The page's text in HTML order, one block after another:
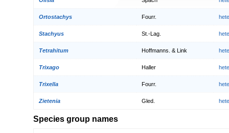
Ortostachys Fourr.
Stachyus St.-Lag.
Tetrahitum Hoffmanns. & Link
Trixago Haller
Trixella Fourr.
Zietenia Gled.
Species group names